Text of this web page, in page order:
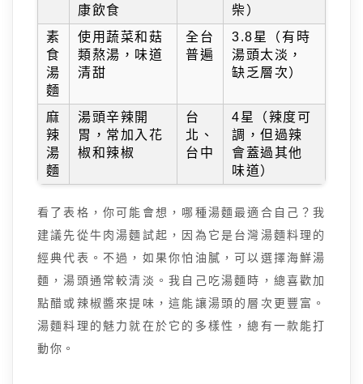
康飲食
柴）
素
食
湯
麵
使用蔬菜和菇
類熬湯，味道
清甜
全台
普遍
3.8星（有時
湯頭太淡，
缺乏層次）
麻
辣
湯
麵
湯頭辛辣開
胃，常加入花
椒和辣椒
台
北、
台中
4星（辣度可
調，但過辣
會蓋過其他
味道）
看了表格，你可能會想，哪種湯麵最適合自己？我
建議先從牛肉湯麵試起，因為它是台灣湯麵料理的
經典代表。不過，如果你怕油膩，可以選擇海鮮湯
麵，湯頭通常較清淡。我自己吃湯麵時，總喜歡加
點醋或辣椒醬來提味，這能讓湯頭的層次更豐富。
湯麵料理的魅力就在於它的多樣性，總有一款能打
動你。